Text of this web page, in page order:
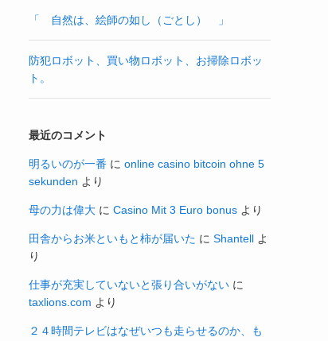
「 自然は、絵師の如し（ごとし） 」
防犯ロボット、買い物ロボット、お掃除ロボッ
ト。
最近のコメント
明るいのが一番 に online casino bitcoin ohne 5
sekunden より
母の力は偉大 に Casino Mit 3 Euro bonus より
田舎からお米といもと柿が届いた に Shantell よ
り
仕事が充実していないと張り合いがない に
taxlions.com より
２４時間テレビはなぜいつも走らせるのか、も